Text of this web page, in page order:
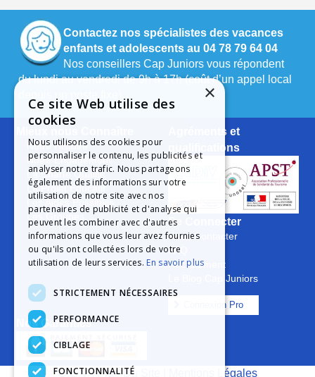
Contactez nos spécialistes des vacances
enfants et adolescents au 04 78 79 64 04
Nos conseillers Cap Juniors vous répondent
du lundi au vendredi de 9h à 17h (coût d’un appel local
Notre Histoire
Notre Engagement
La Charte Qualité
Le Projet Educatif
Les Groupes
Agréments et
qualifications
Se Connecter
Nous Contacter
FAQ
Recrutement
Le Blog Cap Juniors
Connexion Pro
Nos Garanties
C.G.V|Plan Du Site Mentions Légales
×
Ce site Web utilise des
cookies
Nous utilisons des cookies pour
personnaliser le contenu, les publicités et
analyser notre trafic. Nous partageons
également des informations sur votre
utilisation de notre site avec nos
partenaires de publicité et d'analyse qui
peuvent les combiner avec d'autres
informations que vous leur avez fournies
ou qu'ils ont collectées lors de votre
utilisation de leurs services. En savoir plus
STRICTEMENT NÉCESSAIRES
PERFORMANCE
CIBLAGE
FONCTIONNALITÉ